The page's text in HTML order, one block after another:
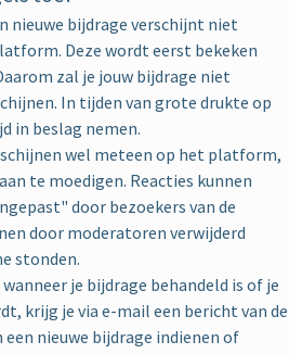
nieuwe bijdrage verschijnt niet
Deze wordt eerst bekeken
zal je jouw bijdrage niet
In tijden van grote drukte op
in beslag nemen.
wel meteen op het platform,
te moedigen. Reacties kunnen
door bezoekers van de
door moderatoren verwijderd
stonden.
wanneer je bijdrage behandeld is of je
krijg je via e-mail een bericht van de
een nieuwe bijdrage indienen of